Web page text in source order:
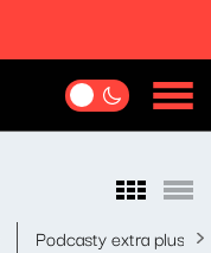
Podcasty extra plus